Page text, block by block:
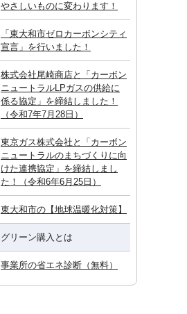
やさしいものに変わります！
「東大和市ゼロカーボンシティ
宣言」を行いました！
株式会社尾崎商店と「カーボン
ニュートラルLPガスの供給に
係る協定」を締結しました！
（令和7年7月28日）
東京ガス株式会社と「カーボン
ニュートラルのまちづくりに向
けた連携協定」を締結しまし
た！（令和6年6月25日）
東大和市の【地球温暖化対策】
グリーン購入とは
事業所の省エネ診断（無料）